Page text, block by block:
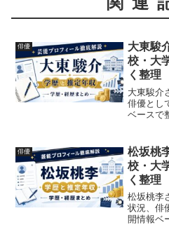
俳優
大東駿
校・大
く整理
大東駿介
俳優とし
ベースで
俳優
松坂桃
校・大
く整理
松坂桃李
状況、俳
開情報ベ